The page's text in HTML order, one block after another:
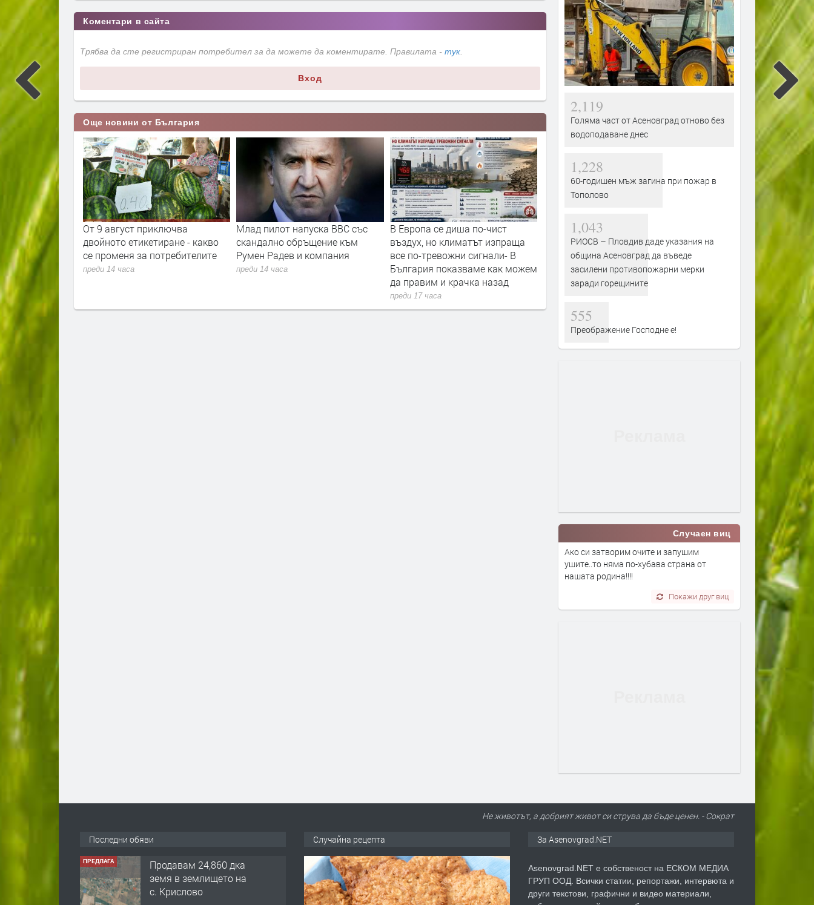
Коментари в сайта
Трябва да сте регистриран потребител за да можете да коментирате. Правилата - тук.
Вход
Още новини от България
ще провeрява
на
От 9 август приключва
двойното етикетиране - какво
се променя за потребителите
преди 14 часа
Млад пилот напуска ВВС със
скандално обръщение към
Румен Радев и компания
преди 14 часа
В Европа се диша по-чист
въздух, но климатът изпраща
все по-тревожни сигнали- В
България показваме как можем
да правим и крачка назад
преди 17 часа
Турция взима 33% от
проучванията за нефт и газ в
блок „Хан Тервел“ в
българската зона на Черно
море. Какво значи това
Първите бели щъркели
поеха на юг
2,119
Голяма част от Асеновград отново без
водоподаване днес
1,228
60-годишен мъж загина при пожар в
Тополово
1,043
РИОСВ – Пловдив даде указания на
община Асеновград да въведе
засилени противопожарни мерки
заради горещините
555
Преображение Господне е!
Случаен виц
Ако си затворим очите и запушим
ушите..то няма по-хубава страна от
нашата родина!!!!
Покажи друг виц
Не животът, а добрият живот си струва да бъде ценен. - Сократ
Последни обяви
ПРЕДЛАГА
Продавам 24,860 дка
земя в землището на
с. Крислово
Случайна рецепта За Asenovgrad.NET
Asenovgrad.NET е собственост на ЕСКОМ МЕДИА
ГРУП ООД. Всички статии, репортажи, интервюта и
други текстови, графични и видео материали,